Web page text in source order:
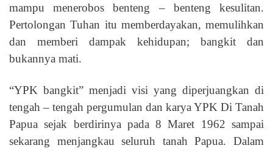
mampu menerobos benteng – benteng kesulitan.
Pertolongan Tuhan itu memberdayakan, memulihkan
dan memberi dampak kehidupan; bangkit dan
bukannya mati.
“YPK bangkit” menjadi visi yang diperjuangkan di
tengah – tengah pergumulan dan karya YPK Di Tanah
Papua sejak berdirinya pada 8 Maret 1962 sampai
sekarang menjangkau seluruh tanah Papua. Dalam